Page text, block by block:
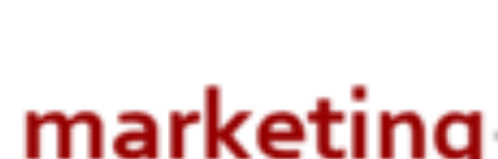
Jobs und Stellenangebote im
Marketing